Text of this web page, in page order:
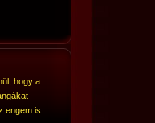
hogy a
engem is